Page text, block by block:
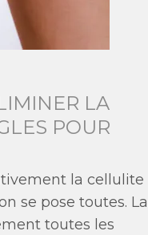
LA
POUR
la cellulite
se pose toutes. La
toutes les